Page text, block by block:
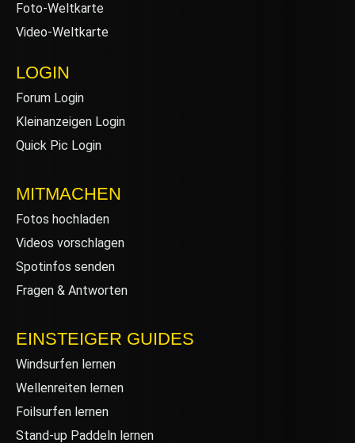
Foto-Weltkarte
Video-Weltkarte
LOGIN
Forum Login
Kleinanzeigen Login
Quick Pic Login
MITMACHEN
Fotos hochladen
Videos vorschlagen
Spotinfos senden
Fragen & Antworten
EINSTEIGER GUIDES
Windsurfen lernen
Wellenreiten lernen
Foilsurfen lernen
Stand-up Paddeln lernen